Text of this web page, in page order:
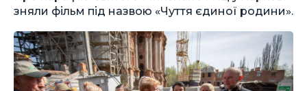
зняли фільм під назвою «Чуття єдиної родини».